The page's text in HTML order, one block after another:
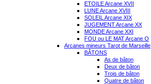
ETOILE Arcane XVII
LUNE Arcane XVIII
SOLEIL Arcane XIX
JUGEMENT Arcane XX
MONDE Arcane XXI
FOU ou LE MAT Arcane O
Arcanes mineurs Tarot de Marseille
BÂTONS
As de bâton
Deux de bâton
Trois de bâton
Quatre de bâton